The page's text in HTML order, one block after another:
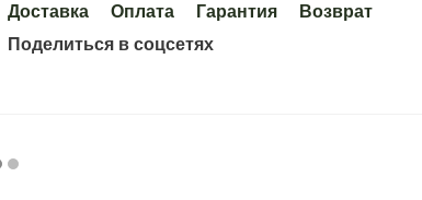
Доставка Оплата Гарантия
Возврат
Поделиться в соцсетях